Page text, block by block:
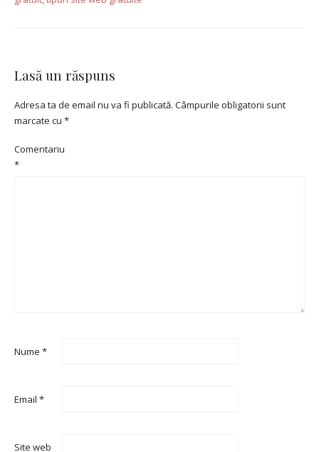
Lasă un răspuns
Adresa ta de email nu va fi publicată. Câmpurile obligatorii sunt
marcate cu *
Comentariu
*
Nume *
Email *
Site web